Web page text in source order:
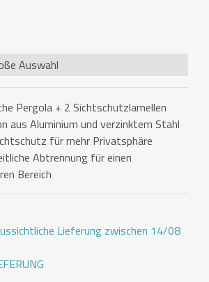
Auswahl
Pergola + 2 Sichtschutzlamellen
aus Aluminium und verzinktem Stahl
für mehr Privatsphäre
Abtrennung für einen
Bereich
Lieferung zwischen 14/08